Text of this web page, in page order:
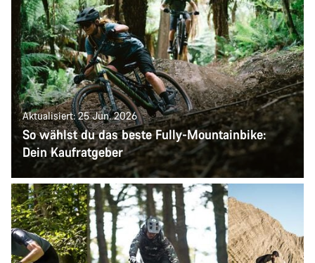
Aktualisiert: 25 Jun. 2026
So wählst du das beste Fully-Mountainbike:
Dein Kaufratgeber